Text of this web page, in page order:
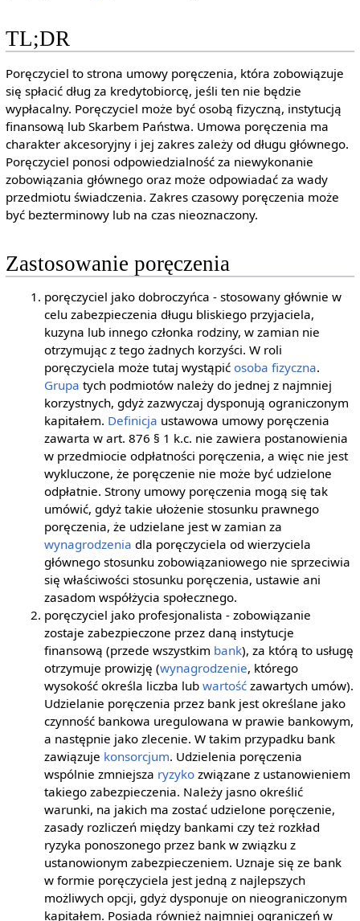
TL;DR
Poręczyciel to strona umowy poręczenia, która zobowiązuje
się spłacić dług za kredytobiorcę, jeśli ten nie będzie
wypłacalny. Poręczyciel może być osobą fizyczną, instytucją
finansową lub Skarbem Państwa. Umowa poręczenia ma
charakter akcesoryjny i jej zakres zależy od długu głównego.
Poręczyciel ponosi odpowiedzialność za niewykonanie
zobowiązania głównego oraz może odpowiadać za wady
przedmiotu świadczenia. Zakres czasowy poręczenia może
być bezterminowy lub na czas nieoznaczony.
Zastosowanie poręczenia
poręczyciel jako dobroczyńca - stosowany głównie w
celu zabezpieczenia długu bliskiego przyjaciela,
kuzyna lub innego członka rodziny, w zamian nie
otrzymując z tego żadnych korzyści. W roli
poręczyciela może tutaj wystąpićosoba fizyczna.
Grupa tych podmiotów należy do jednej z najmniej
korzystnych, gdyż zazwyczaj dysponują ograniczonym
kapitałem. Definicja ustawowa umowy poręczenia
zawarta w art. 876 § 1 k.c. nie zawiera postanowienia
w przedmiocie odpłatności poręczenia, a więc nie jest
wykluczone, że poręczenie nie może być udzielone
odpłatnie. Strony umowy poręczenia mogą się tak
umówić, gdyż takie ułożenie stosunku prawnego
poręczenia, że udzielane jest w zamian za
wynagrodzenia dla poręczyciela od wierzyciela
głównego stosunku zobowiązaniowego nie sprzeciwia
się właściwości stosunku poręczenia, ustawie ani
zasadom współżycia społecznego.
poręczyciel jako profesjonalista - zobowiązanie
zostaje zabezpieczone przez daną instytucje
finansową (przede wszystkim bank), za którą to usługę
otrzymuje prowizję (wynagrodzenie, którego
wysokość określa liczba lubwartość zawartych umów).
Udzielanie poręczenia przez bank jest określane jako
czynność bankowa uregulowana w prawie bankowym,
a następnie jako zlecenie. W takim przypadku bank
zawiązuje konsorcjum. Udzielenia poręczenia
wspólnie zmniejsza ryzyko związane z ustanowieniem
takiego zabezpieczenia. Należy jasno określić
warunki, na jakich ma zostać udzielone poręczenie,
zasady rozliczeń między bankami czy też rozkład
ryzyka ponoszonego przez bank w związku z
ustanowionym zabezpieczeniem. Uznaje się ze bank
w formie poręczyciela jest jedną z najlepszych
możliwych opcji, gdyż dysponuje on nieograniczonym
kapitałem. Posiada również najmniej ograniczeń w